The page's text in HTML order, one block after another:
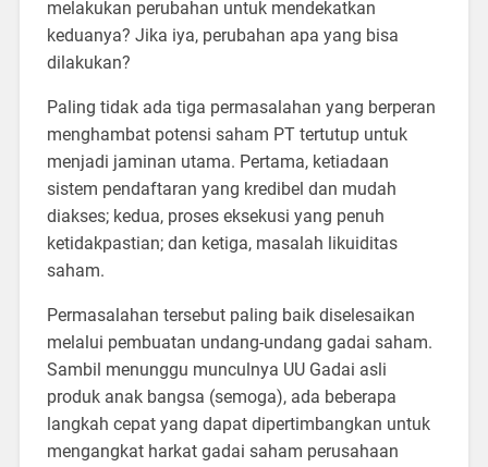
melakukan perubahan untuk mendekatkan
keduanya? Jika iya, perubahan apa yang bisa
dilakukan?
Paling tidak ada tiga permasalahan yang berperan
menghambat potensi saham PT tertutup untuk
menjadi jaminan utama. Pertama, ketiadaan
sistem pendaftaran yang kredibel dan mudah
diakses; kedua, proses eksekusi yang penuh
ketidakpastian; dan ketiga, masalah likuiditas
saham.
Permasalahan tersebut paling baik diselesaikan
melalui pembuatan undang-undang gadai saham.
Sambil menunggu munculnya UU Gadai asli
produk anak bangsa (semoga), ada beberapa
langkah cepat yang dapat dipertimbangkan untuk
mengangkat harkat gadai saham perusahaan